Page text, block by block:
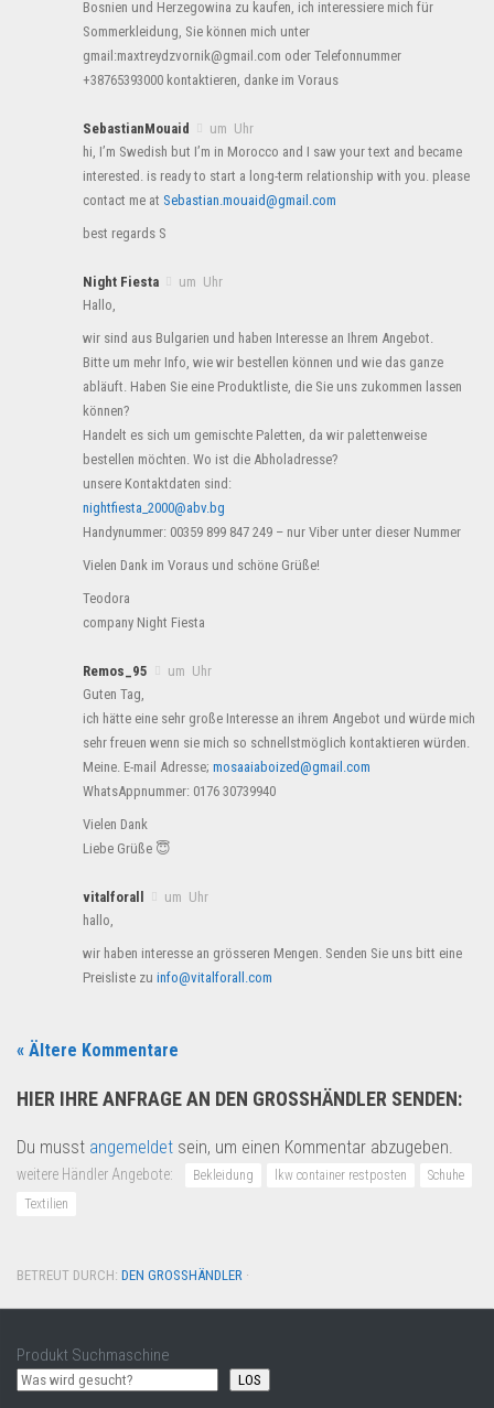
Bosnien und Herzegowina zu kaufen, ich interessiere mich für
Sommerkleidung, Sie können mich unter
gmail:maxtreydzvornik@gmail.com oder Telefonnummer
+38765393000 kontaktieren, danke im Voraus
SebastianMouaid
um Uhr
hi, I’m Swedish but I’m in Morocco and I saw your text and became
interested. is ready to start a long-term relationship with you. please
contact me at Sebastian.mouaid@gmail.com
best regards S
Night Fiesta
um Uhr
Hallo,
wir sind aus Bulgarien und haben Interesse an Ihrem Angebot.
Bitte um mehr Info, wie wir bestellen können und wie das ganze
abläuft. Haben Sie eine Produktliste, die Sie uns zukommen lassen
können?
Handelt es sich um gemischte Paletten, da wir palettenweise
bestellen möchten. Wo ist die Abholadresse?
unsere Kontaktdaten sind:
nightfiesta_2000@abv.bg
Handynummer: 00359 899 847 249 – nur Viber unter dieser Nummer
Vielen Dank im Voraus und schöne Grüße!
Teodora
company Night Fiesta
Remos_95
um Uhr
Guten Tag,
ich hätte eine sehr große Interesse an ihrem Angebot und würde mich
sehr freuen wenn sie mich so schnellstmöglich kontaktieren würden.
Meine. E-mail Adresse; mosaaiaboized@gmail.com
WhatsAppnummer: 0176 30739940
Vielen Dank
Liebe Grüße 😇
vitalforall
um Uhr
hallo,
wir haben interesse an grösseren Mengen. Senden Sie uns bitt eine
Preisliste zu info@vitalforall.com
« Ältere Kommentare
HIER IHRE ANFRAGE AN DEN GROSSHÄNDLER SENDEN:
Du musst angemeldet sein, um einen Kommentar abzugeben.
weitere Händler Angebote: Bekleidung lkw container restposten
Schuhe
Textilien
BETREUT DURCH: DEN GROSSHÄNDLER ·
Produkt Suchmaschine
LOS